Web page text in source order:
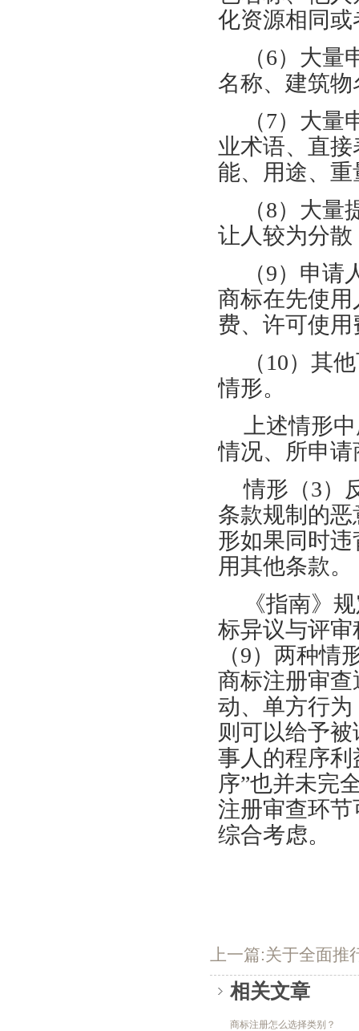
化资源相同
（6）大
名称、建筑
（7）大
业术语、直
能、用途、
（8）大
让人较为分
（9）申
商标在先使
费、许可使
（10）其
情形。
上述情形
情况、所申
情形（3）
条款规制的
形如果同时
用其他条款。
《指南》
标异议与评
（9）两种
商标注册审
动、单方行
则可以给予
事人的程序
序”也并未完
注册审查环
综合考虑。
上一篇:关于全面推
相关文章
商标注册怎么选择类别？